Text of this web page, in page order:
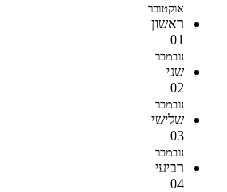
אוקטובר
ראשון
01
נובמבר
שני
02
נובמבר
שלישי
03
נובמבר
רביעי
04